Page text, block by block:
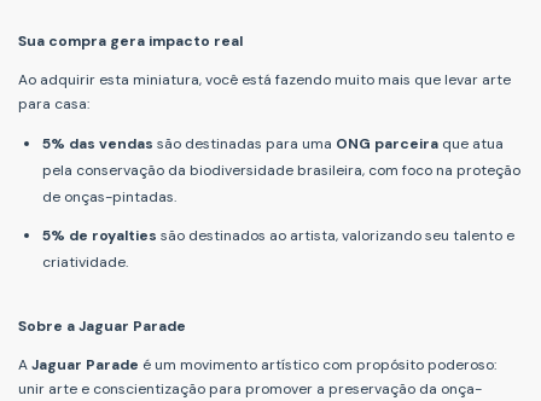
Sua compra gera impacto real
Ao adquirir esta miniatura, você está fazendo muito mais que levar arte
para casa:
5% das vendas são destinadas para uma ONG parceira que atua
pela conservação da biodiversidade brasileira, com foco na proteção
de onças-pintadas.
5% de royalties são destinados ao artista, valorizando seu talento e
criatividade.
Sobre a Jaguar Parade
AJaguar Parade é um movimento artístico com propósito poderoso:
unir arte e conscientização para promover a preservação da onça-